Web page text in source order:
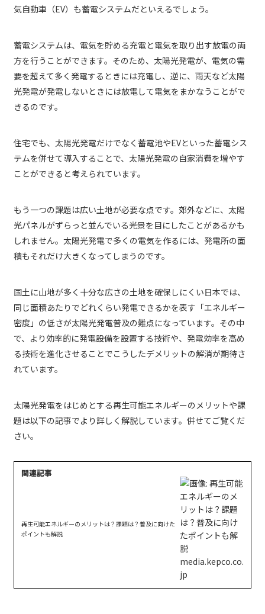
気自動車（EV）も蓄電システムだといえるでしょう。
蓄電システムは、電気を貯める充電と電気を取り出す放電の両
方を行うことができます。そのため、太陽光発電が、電気の需
要を超えて多く発電するときには充電し、逆に、雨天など太陽
光発電が発電しないときには放電して電気をまかなうことがで
きるのです。
住宅でも、太陽光発電だけでなく蓄電池やEVといった蓄電シス
テムを併せて導入することで、太陽光発電の自家消費を増やす
ことができると考えられています。
もう一つの課題は広い土地が必要な点です。郊外などに、太陽
光パネルがずらっと並んでいる光景を目にしたことがあるかも
しれません。太陽光発電で多くの電気を作るには、発電所の面
積もそれだけ大きくなってしまうのです。
国土に山地が多く十分な広さの土地を確保しにくい日本では、
同じ面積あたりでどれくらい発電できるかを表す「エネルギー
密度」の低さが太陽光発電普及の難点になっています。その中
で、より効率的に発電設備を設置する技術や、発電効率を高め
る技術を進化させることでこうしたデメリットの解消が期待さ
れています。
太陽光発電をはじめとする再生可能エネルギーのメリットや課
題は以下の記事でより詳しく解説しています。併せてご覧くだ
さい。
再生可能エネルギーのメリットは？課題は？普及に向けた
ポイントも解説